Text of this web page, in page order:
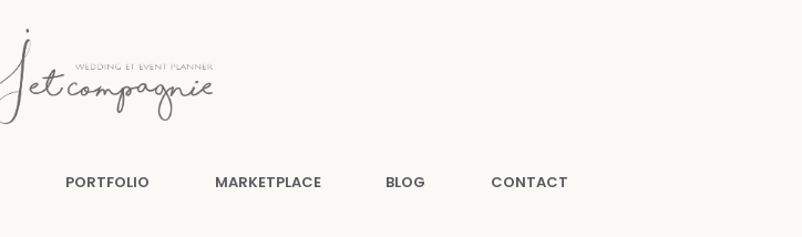
PORTFOLIO MARKETPLACE BLOG CONTACT